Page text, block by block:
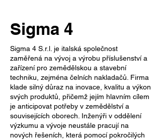
Sigma 4
Sigma 4 S.r.l. je italská společnost
zaměřená na vývoj a výrobu příslušenství a
zařízení pro zemědělskou a stavební
techniku, zejména čelních nakladačů. Firma
klade silný důraz na inovace, kvalitu a výkon
svých produktů, přičemž jejím hlavním cílem
je anticipovat potřeby v zemědělství a
souvisejících oborech. Inženýři v oddělení
výzkumu a vývoje neustále pracují na
nových řešeních, která pomocí pokročilých